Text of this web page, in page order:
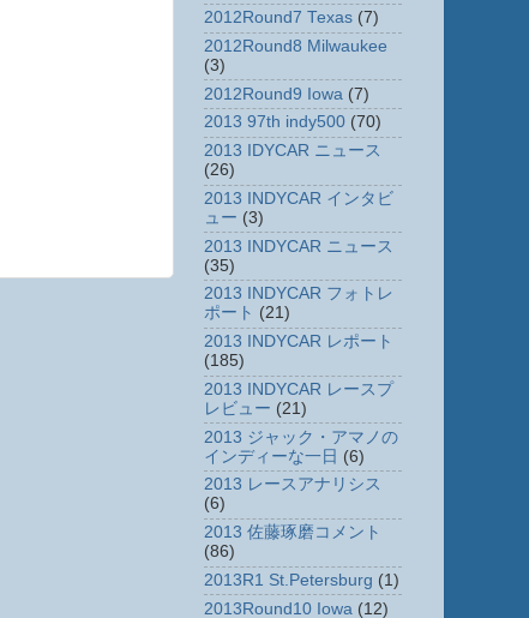
2012Round7 Texas (7)
2012Round8 Milwaukee
(3)
2012Round9 Iowa (7)
2013 97th indy500 (70)
2013 IDYCAR ニュース
(26)
2013 INDYCAR インタビ
ュー (3)
2013 INDYCAR ニュース
(35)
2013 INDYCAR フォトレ
ポート (21)
2013 INDYCAR レポート
(185)
2013 INDYCAR レースプ
レビュー (21)
2013 ジャック・アマノの
インディーな一日 (6)
2013 レースアナリシス
(6)
2013 佐藤琢磨コメント
(86)
2013R1 St.Petersburg (1)
2013Round10 Iowa (12)